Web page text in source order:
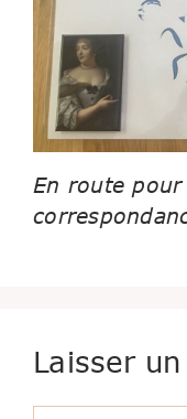
En route
Laisser